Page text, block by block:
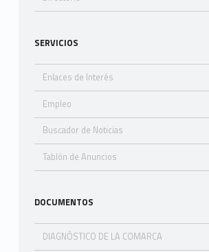
SERVICIOS
Enlaces de Interés
Empleo
Buscador de Noticias
Tablón de Anuncios
DOCUMENTOS
DIAGNÓSTICO DE LA COMARCA